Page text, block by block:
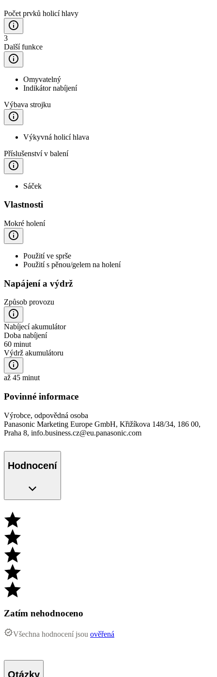
Počet prvků holicí hlavy
3
Další funkce
Omyvatelný
Indikátor nabíjení
Výbava strojku
Výkyvná holicí hlava
Příslušenství v balení
Sáček
Vlastnosti
Mokré holení
Použití ve sprše
Použití s pěnou/gelem na holení
Napájení a výdrž
Způsob provozu
Nabíjecí akumulátor
Doba nabíjení
60 minut
Výdrž akumulátoru
až 45 minut
Povinné informace
Výrobce, odpovědná osoba
Panasonic Marketing Europe GmbH, Křižíkova 148/34, 186 00,
Praha 8, info.business.cz@eu.panasonic.com
Hodnocení
Zatím nehodnoceno
Všechna hodnocení jsou ověřená
Otázky